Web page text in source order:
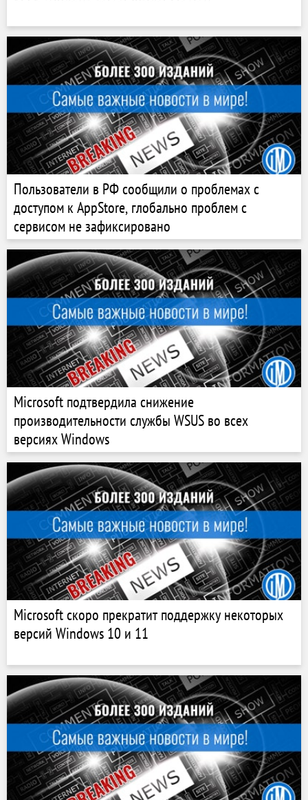
Пользователи в РФ сообщили о проблемах с
доступом к AppStore, глобально проблем с
сервисом не зафиксировано
Microsoft подтвердила снижение
производительности службы WSUS во всех
версиях Windows
Microsoft скоро прекратит поддержку некоторых
версий Windows 10 и 11